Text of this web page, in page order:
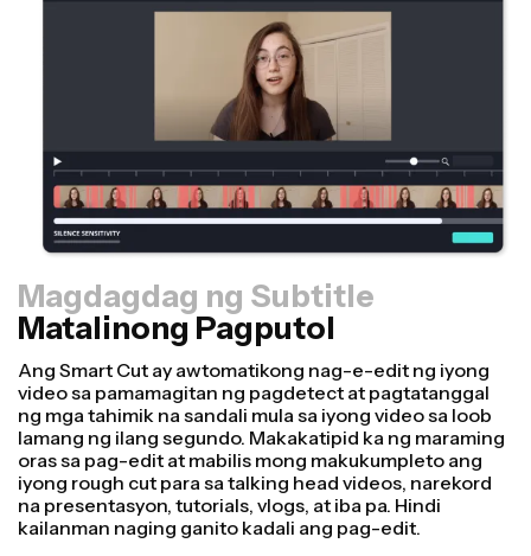
Magdagdag ng Subtitle
Matalinong Pagputol
Resizer
Gumawa ng mga video nang mas mabilis at mas
propesyonal gamit ang aming Resize Canvas feature!
Sa ilang mga click lamang, maaari kang kumuha ng
isang video at i-adjust ito para maging tamang laki para
sa iba't ibang platform, maging ito para sa TikTok,
Youtube, Instagram, Twitter, Linkedin, o kahit saan pa
man.